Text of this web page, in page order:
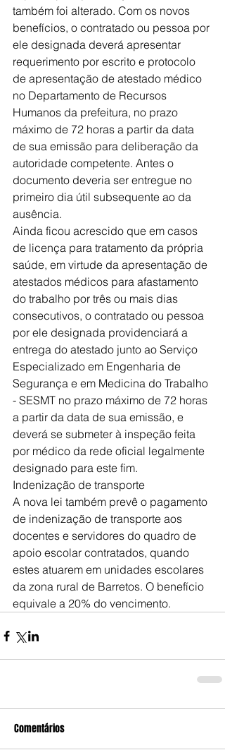
também foi alterado. Com os novos
benefícios, o contratado ou pessoa por
ele designada deverá apresentar
requerimento por escrito e protocolo
de apresentação de atestado médico
no Departamento de Recursos
Humanos da prefeitura, no prazo
máximo de 72 horas a partir da data
de sua emissão para deliberação da
autoridade competente. Antes o
documento deveria ser entregue no
primeiro dia útil subsequente ao da
ausência.
Ainda ficou acrescido que em casos
de licença para tratamento da própria
saúde, em virtude da apresentação de
atestados médicos para afastamento
do trabalho por três ou mais dias
consecutivos, o contratado ou pessoa
por ele designada providenciará a
entrega do atestado junto ao Serviço
Especializado em Engenharia de
Segurança e em Medicina do Trabalho
- SESMT no prazo máximo de 72 horas
a partir da data de sua emissão, e
deverá se submeter à inspeção feita
por médico da rede oficial legalmente
designado para este fim.
Indenização de transporte
A nova lei também prevê o pagamento
de indenização de transporte aos
docentes e servidores do quadro de
apoio escolar contratados, quando
estes atuarem em unidades escolares
da zona rural de Barretos. O benefício
equivale a 20% do vencimento.
Comentários